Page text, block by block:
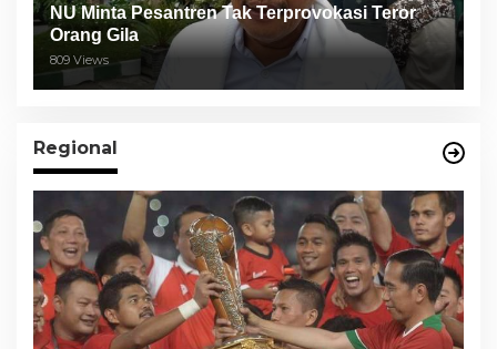
NU Minta Pesantren Tak Terprovokasi Teror
Orang Gila
809 Views
Regional